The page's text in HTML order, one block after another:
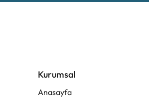
Kurumsal
Anasayfa